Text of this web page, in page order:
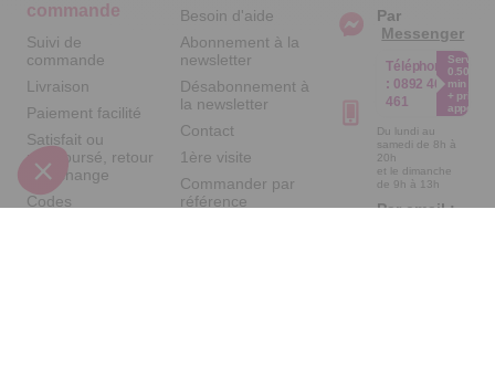
commande
Suivi de
commande
Livraison
Paiement facilité
Satisfait ou
remboursé, retour
ou échange
Codes
Besoin d'aide
Abonnement à la
newsletter
Désabonnement à
la newsletter
Contact
1ère visite
Commander par
référence
Par
Messenger
Téléphone
: 0892 461
461
Service
0.50€ /
min
+ prix
appel
Du lundi au
samedi de 8h à
20h
et le dimanche
de 9h à 13h
Par email :